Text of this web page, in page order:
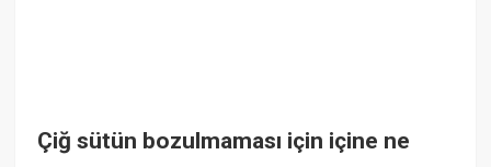
Çiğ sütün bozulmaması için içine ne